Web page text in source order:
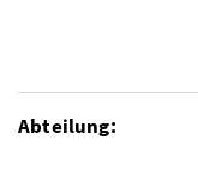
Abteilung: